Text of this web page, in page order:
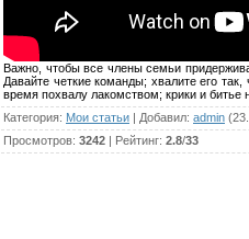
Важно, чтобы все члены семьи
Давайте четкие команды; хвалите его
время похвалу лакомством; крики и битье
Категория: Мои статьи | Добавил: admin
Просмотров: 3242 | Рейтинг: 2.8/33